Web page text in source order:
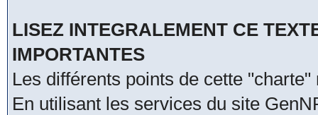
LISEZ INTEGRALEMENT CE
IMPORTANTES
Les différents points de cette
En utilisant les services du site